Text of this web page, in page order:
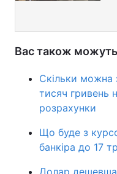
Вас також можуть
Скільки можна
тисяч гривень
розрахунки
Що буде з
банкіра до 17